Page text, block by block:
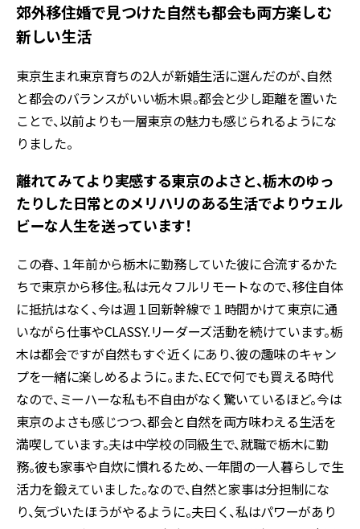
郊外移住婚で見つけた自然も都会も両方楽しむ
新しい生活
東京生まれ東京育ちの2人が新婚生活に選んだのが、自然
と都会のバランスがいい栃木県。都会と少し距離を置いた
ことで、以前よりも一層東京の魅力も感じられるようにな
りました。
離れてみてより実感する東京のよさと、栃木のゆっ
たりした日常とのメリハリのある生活でよりウェル
ビーな人生を送っています！
この春、１年前から栃木に勤務していた彼に合流するかた
ちで東京から移住。私は元々フルリモートなので、移住自体
に抵抗はなく、今は週１回新幹線で１時間かけて東京に通
いながら仕事やCLASSY.リーダーズ活動を続けています。栃
木は都会ですが自然もすぐ近くにあり、彼の趣味のキャン
プを一緒に楽しめるように。また、ECで何でも買える時代
なので、ミーハーな私も不自由がなく驚いているほど。今は
東京のよさも感じつつ、都会と自然を両方味わえる生活を
満喫しています。夫は中学校の同級生で、就職で栃木に勤
務。彼も家事や自炊に慣れるため、一年間の一人暮らしで生
活力を鍛えていました。なので、自然と家事は分担制にな
り、気づいたほうがやるように。夫曰く、私はパワーがあり